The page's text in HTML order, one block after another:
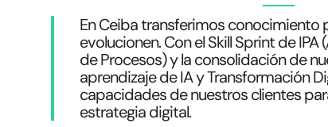
Hit enter to search or ESC to close
En Ceiba transferimos conocimiento
evolucionen. Con el Skill Sprint de
de Procesos) y la consolidación de
aprendizaje de IA y Transformación
capacidades de nuestros clientes
estrategia digital.